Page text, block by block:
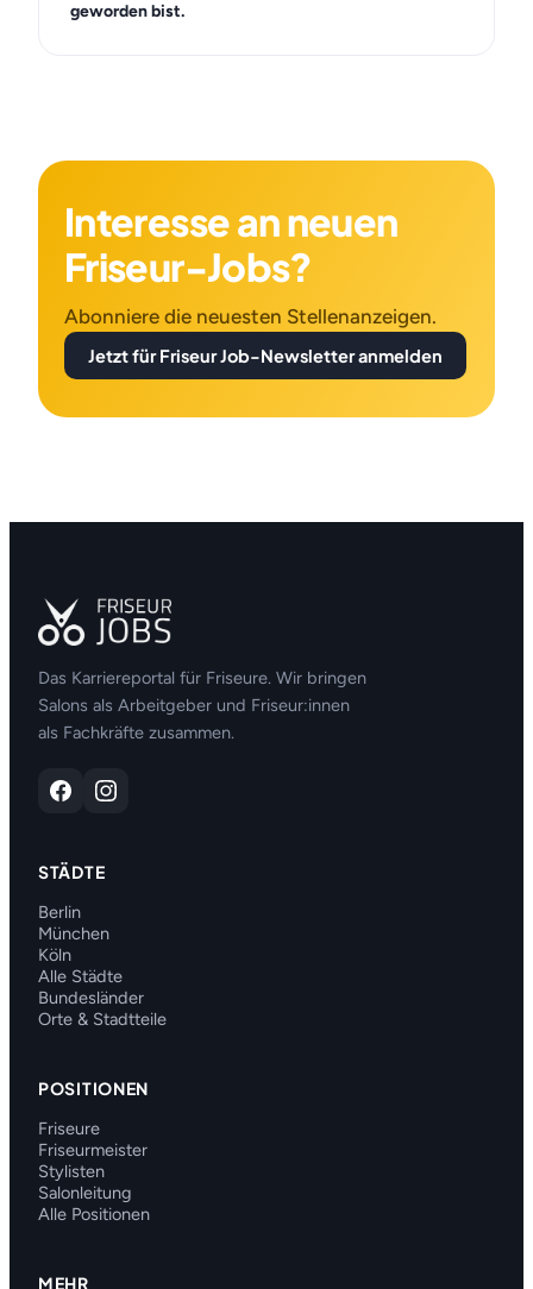
geworden bist.
Interesse an neuen
Friseur-Jobs?
Abonniere die neuesten Stellenanzeigen.
Jetzt für Friseur Job-Newsletter anmelden
Das Karriereportal für Friseure. Wir bringen
Salons als Arbeitgeber und Friseur:innen
als Fachkräfte zusammen.
STÄDTE
Berlin
München
Köln
Alle Städte
Bundesländer
Orte & Stadtteile
POSITIONEN
Friseure
Friseurmeister
Stylisten
Salonleitung
Alle Positionen
MEHR